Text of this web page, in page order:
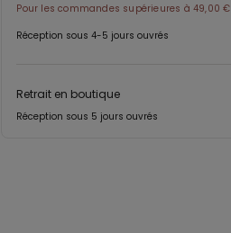
Pour les commandes supérieures à 49,00 €
Réception sous 4-5 jours ouvrés
Retrait en boutique
Réception sous 5 jours ouvrés